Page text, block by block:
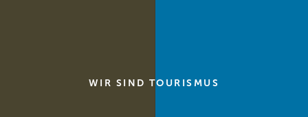
WIR SIND TOURISMUS